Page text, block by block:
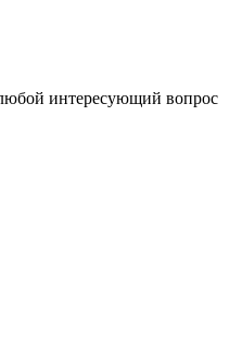
интересующий вопрос